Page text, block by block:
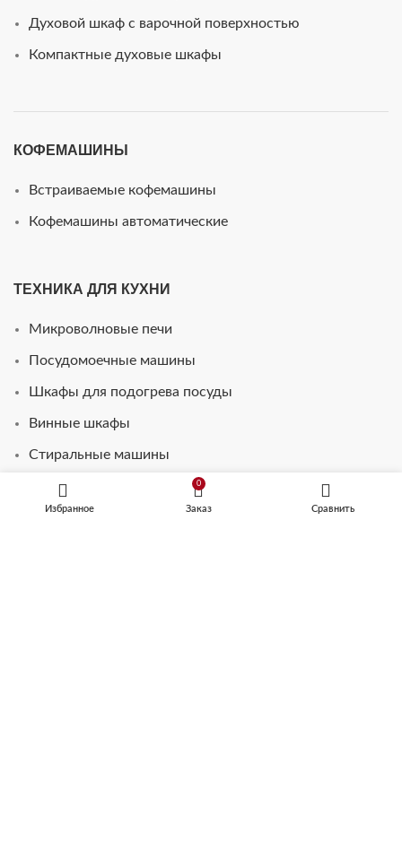
Духовой шкаф с варочной поверхностью
Компактные духовые шкафы
КОФЕМАШИНЫ
Встраиваемые кофемашины
Кофемашины автоматические
ТЕХНИКА ДЛЯ КУХНИ
Микроволновые печи
Посудомоечные машины
Шкафы для подогрева посуды
Винные шкафы
Стиральные машины
Телевизоры для кухни
Избранное
0
Заказ Сравнить